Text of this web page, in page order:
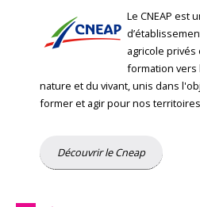
Le CNEAP est
agricole
formation vers
nature et du vivant, unis dans
former et agir pour nos
Découvrir le Cneap